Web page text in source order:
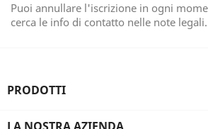
Puoi annullare l'iscrizione in ogni
cerca le info di contatto nelle note legali.
PRODOTTI